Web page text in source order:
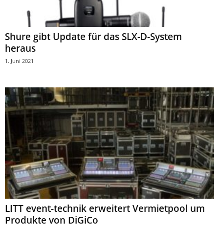
Shure gibt Update für das SLX-D-System
heraus
1. Juni 2021
LITT event-technik erweitert Vermietpool um
Produkte von DiGiCo